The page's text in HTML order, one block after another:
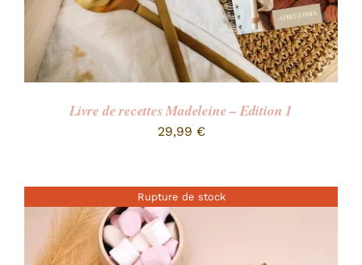
Livre de recettes Madeleine – Edition 1
29,99 €
Rupture de stock